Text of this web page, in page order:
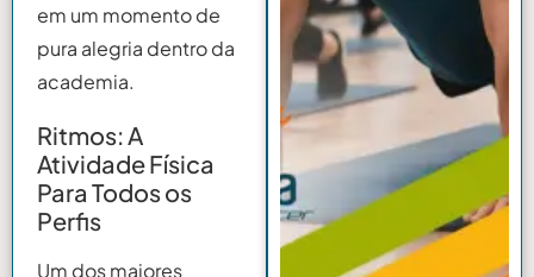
em um momento de
pura alegria dentro da
academia.
Ritmos: A
Atividade Física
Para Todos os
Perfis
Um dos maiores